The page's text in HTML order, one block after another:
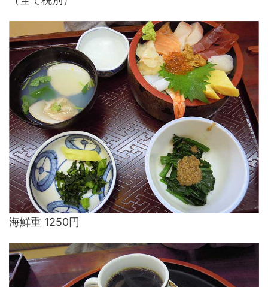
海鮮重 1250円